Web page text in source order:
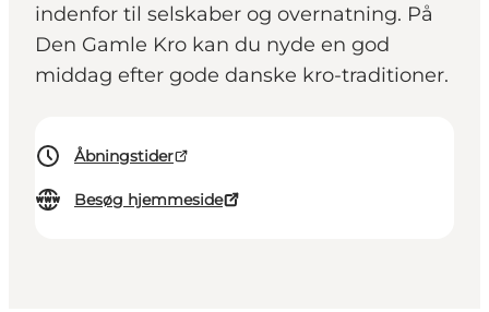
indenfor til selskaber og overnatning. På
Den Gamle Kro kan du nyde en god
middag efter gode danske kro-traditioner.
Åbningstider
Besøg hjemmeside